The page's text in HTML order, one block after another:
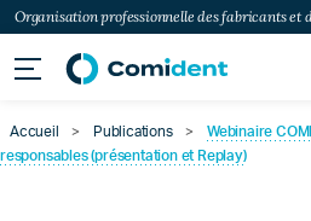
Organisation professionnelle des fabricants et
Accueil > Publications >
Webinaire
responsables (présentation et Replay)